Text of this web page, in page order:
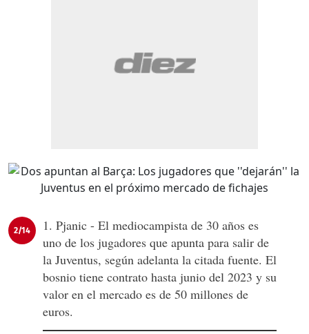
2/14
1. Pjanic - El mediocampista de 30 años es
uno de los jugadores que apunta para salir de
la Juventus, según adelanta la citada fuente. El
bosnio tiene contrato hasta junio del 2023 y su
valor en el mercado es de 50 millones de
euros.